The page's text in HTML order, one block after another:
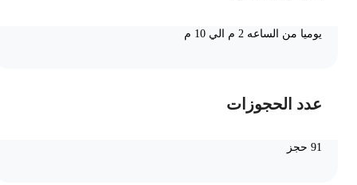
يوميا من الساعه 2 م الي 10 م
عدد الحجوزات